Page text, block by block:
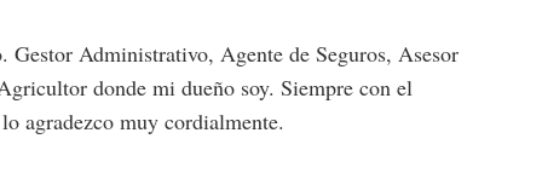
Administrativo, Agente de Seguros, Asesor
donde mi dueño soy. Siempre con el
agradezco muy cordialmente.